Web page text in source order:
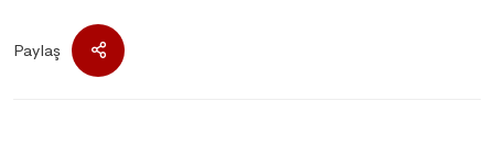
Paylaş